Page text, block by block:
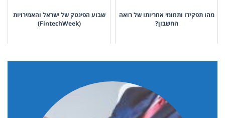
מהו תפקידו ותחומי אחריותו של רואה
החשבון?
שבוע הפינטק של ישראל והאמירויות
(FintechWeek)